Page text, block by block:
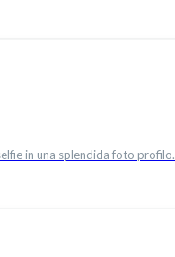
in una splendida foto profilo.